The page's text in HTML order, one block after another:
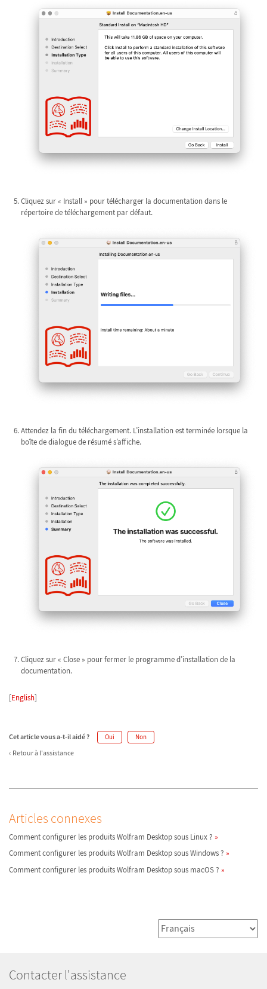
Cliquez sur « Install » pour télécharger la documentation dans le
répertoire de téléchargement par défaut.
Attendez la fin du téléchargement. L’installation est terminée lorsque la
boîte de dialogue de résumé s’affiche.
Cliquez sur « Close » pour fermer le programme d’installation de la
documentation.
[English]
Cet article vous a-t-il aidé ? Oui Non
Retour à l'assistance
Articles connexes
Comment configurer les produits Wolfram Desktop sous Linux ?
Comment configurer les produits Wolfram Desktop sous Windows ?
Comment configurer les produits Wolfram Desktop sous macOS ?
Contacter l'assistance